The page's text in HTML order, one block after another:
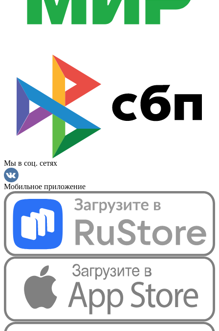
Мы в соц. сетях
Мобильное приложение